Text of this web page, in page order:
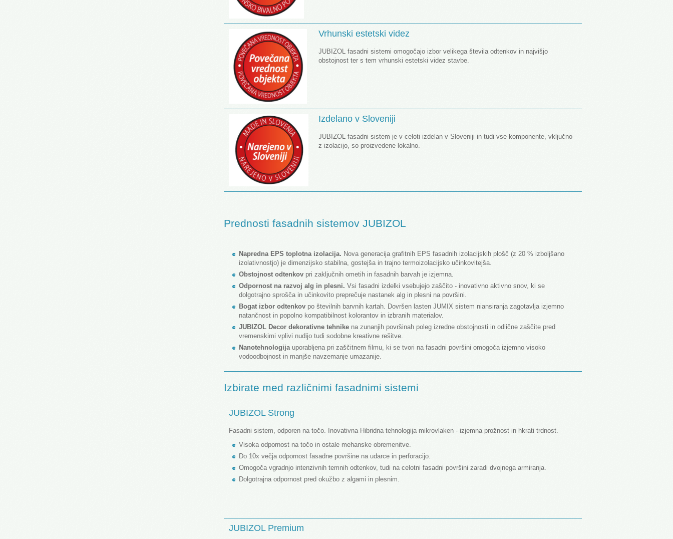
Vrhunski estetski videz
JUBIZOL fasadni sistemi omogočajo izbor velikega števila odtenkov in najvišjo
obstojnost ter s tem vrhunski estetski videz stavbe.
Izdelano v Sloveniji
JUBIZOL fasadni sistem je v celoti izdelan v Sloveniji in tudi vse komponente, vključno
z izolacijo, so proizvedene lokalno.
Prednosti fasadnih sistemov JUBIZOL
Napredna EPS toplotna izolacija. Nova generacija grafitnih EPS fasadnih izolacijskih plošč (z 20 % izboljšano
izolativnostjo) je dimenzijsko stabilna, gostejša in trajno termoizolacijsko učinkovitejša.
Obstojnost odtenkov pri zaključnih ometih in fasadnih barvah je izjemna.
Odpornost na razvoj alg in plesni. Vsi fasadni izdelki vsebujejo zaščito - inovativno aktivno snov, ki se
dolgotrajno sprošča in učinkovito preprečuje nastanek alg in plesni na površini.
Bogat izbor odtenkov po številnih barvnih kartah. Dovršen lasten JUMIX sistem niansiranja zagotavlja izjemno
natančnost in popolno kompatibilnost kolorantov in izbranih materialov.
JUBIZOL Decor dekorativne tehnike na zunanjih površinah poleg izredne obstojnosti in odlične zaščite pred
vremenskimi vplivi nudijo tudi sodobne kreativne rešitve.
Nanotehnologija uporabljena pri zaščitnem filmu, ki se tvori na fasadni površini omogoča izjemno visoko
vodoodbojnost in manjše navzemanje umazanije.
Izbirate med različnimi fasadnimi sistemi
JUBIZOL Strong
Fasadni sistem, odporen na točo. Inovativna Hibridna tehnologija mikrovlaken - izjemna prožnost in hkrati trdnost.
Visoka odpornost na točo in ostale mehanske obremenitve.
Do 10x večja odpornost fasadne površine na udarce in perforacijo.
Omogoča vgradnjo intenzivnih temnih odtenkov, tudi na celotni fasadni površini zaradi dvojnega armiranja.
Dolgotrajna odpornost pred okužbo z algami in plesnim.
JUBIZOL Premium